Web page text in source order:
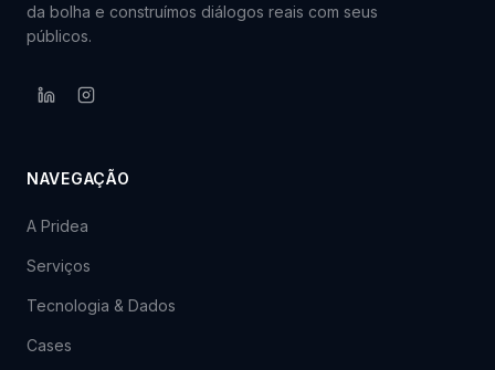
da bolha e construímos diálogos reais com seus
públicos.
NAVEGAÇÃO
A Pridea
Serviços
Tecnologia & Dados
Cases